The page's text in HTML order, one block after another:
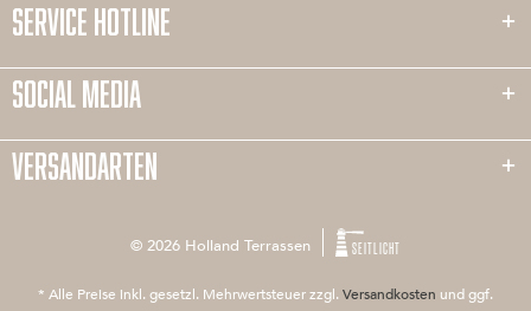
SERVICE HOTLINE
SOCIAL MEDIA
VERSANDARTEN
© 2026 Holland Terrassen SEITLICHT
* Alle Preise inkl. gesetzl. Mehrwertsteuer zzgl. Versandkosten und ggf.